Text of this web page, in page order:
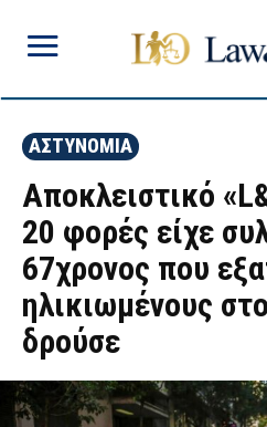
ΑΣΤΥΝΟΜΙΑ
Αποκλειστικό
20 φορές είχε
67χρονος που
ηλικιωμένους
δρούσε